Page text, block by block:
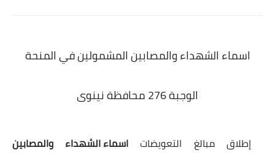
اسماء الشهداء والمصابين المشمولين في المنحة
الوجبة 276 محافظة نينوى
إطلاق مبالغ التعويضات اسماء الشهداء والمصابين